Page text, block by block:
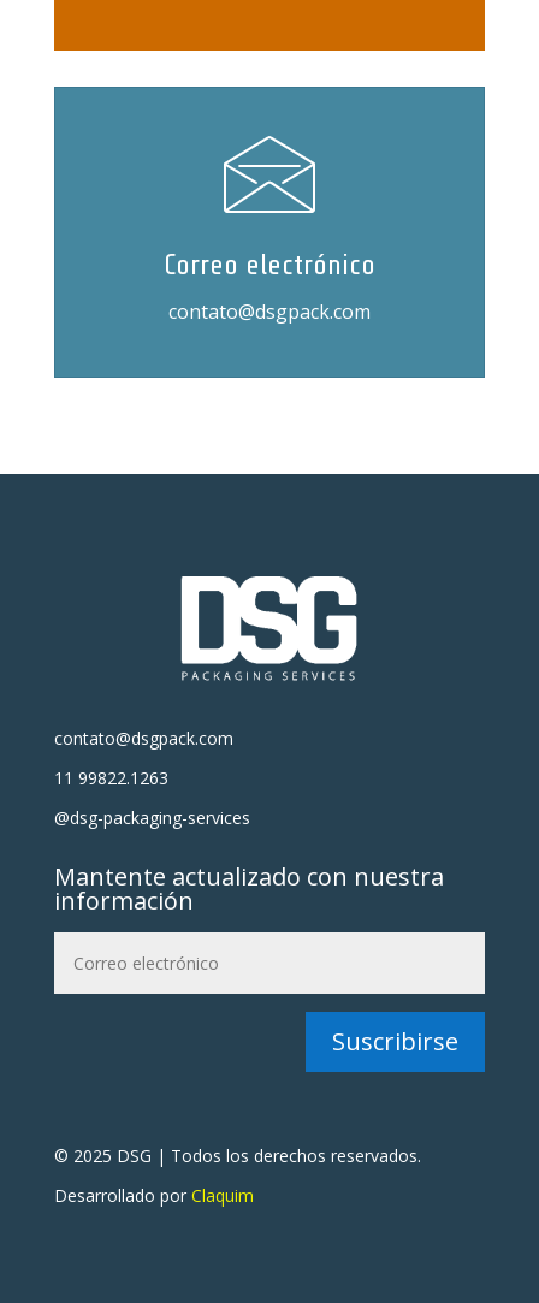
Correo electrónico
contato@dsgpack.com
contato@dsgpack.com
11 99822.1263
@dsg-packaging-services
Mantente actualizado con nuestra
información
Suscribirse
© 2025 DSG | Todos los derechos reservados.
Desarrollado por Claquim